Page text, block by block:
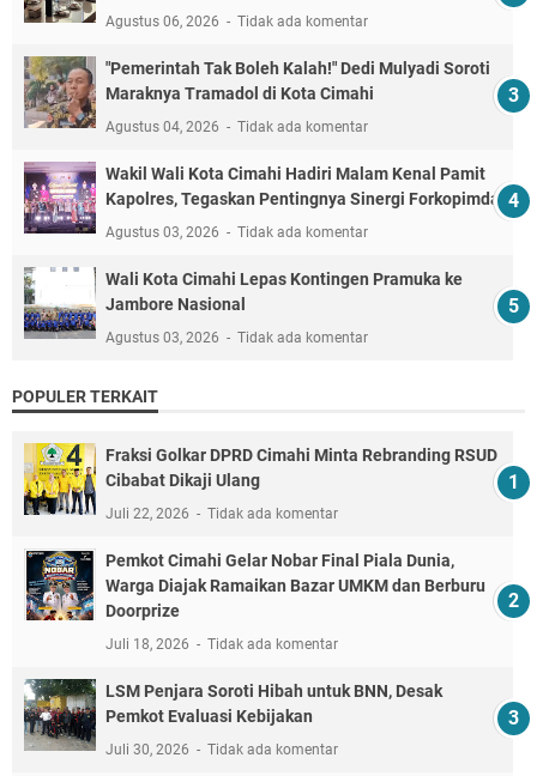
Agustus 06, 2026 Tidak ada komentar
"Pemerintah Tak Boleh Kalah!" Dedi Mulyadi Soroti
Maraknya Tramadol di Kota Cimahi
Agustus 04, 2026 Tidak ada komentar
Wakil Wali Kota Cimahi Hadiri Malam Kenal Pamit
Kapolres, Tegaskan Pentingnya Sinergi Forkopimda
Agustus 03, 2026 Tidak ada komentar
Wali Kota Cimahi Lepas Kontingen Pramuka ke
Jambore Nasional
Agustus 03, 2026 Tidak ada komentar
POPULER TERKAIT
Fraksi Golkar DPRD Cimahi Minta Rebranding RSUD
Cibabat Dikaji Ulang
Juli 22, 2026 Tidak ada komentar
Pemkot Cimahi Gelar Nobar Final Piala Dunia,
Warga Diajak Ramaikan Bazar UMKM dan Berburu
Doorprize
Juli 18, 2026 Tidak ada komentar
LSM Penjara Soroti Hibah untuk BNN, Desak
Pemkot Evaluasi Kebijakan
Juli 30, 2026 Tidak ada komentar